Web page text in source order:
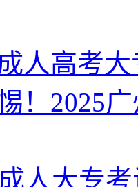
人高考
！2025
人大专